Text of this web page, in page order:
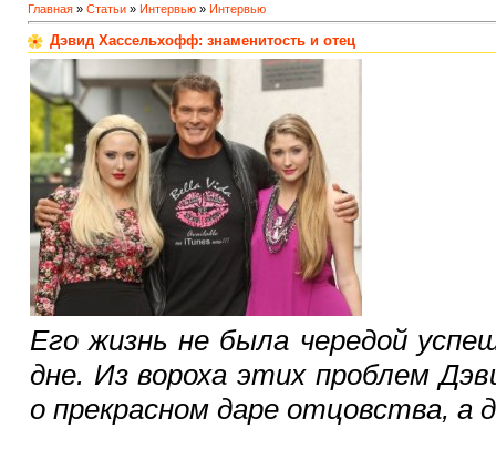
Главная » Статьи » Интервью » Интервью
Дэвид Хассельхофф: знаменитость и отец
Его жизнь не была чередой
дне. Из вороха этих проблем
о прекрасном даре отцовства, а